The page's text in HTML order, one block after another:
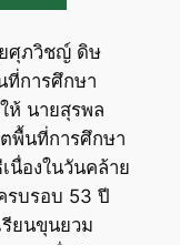
ศุภวิชญ์ ดิษ
ที่การศึกษา
ห้ นายสุรพล
พื้นที่การศึกษา
นื่องในวันคล้าย
รบรอบ 53 ปี
ยนขุนยวม